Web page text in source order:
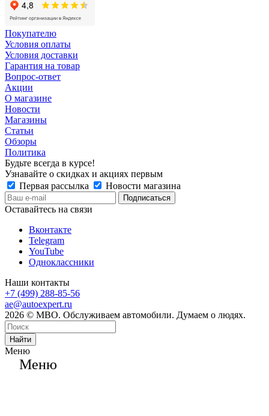
Покупателю
Условия оплаты
Условия доставки
Гарантия на товар
Вопрос-ответ
Акции
О магазине
Новости
Магазины
Статьи
Обзоры
Политика
Будьте всегда в курсе!
Узнавайте о скидках и акциях первым
Первая рассылка
Новости магазина
Оставайтесь на связи
Вконтакте
Telegram
YouTube
Одноклассники
Наши контакты
+7 (499) 288-85-56
ae@autoexpert.ru
2026 © МВО. Обслуживаем автомобили. Думаем о людях.
Найти
Меню
Меню